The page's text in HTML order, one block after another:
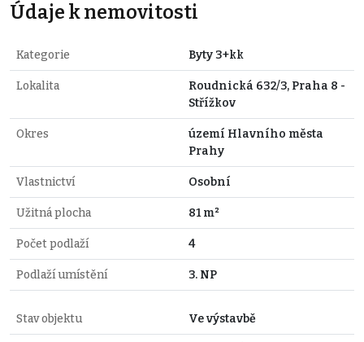
Údaje k nemovitosti
Kategorie Byty 3+kk
Lokalita
Roudnická 632/3, Praha 8 -
Střížkov
Okres
území Hlavního města
Prahy
Vlastnictví Osobní
Užitná plocha 81 m²
Počet podlaží 4
Podlaží umístění 3. NP
Stav objektu Ve výstavbě